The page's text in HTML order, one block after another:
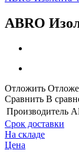
ABRO
Отложить
Сравнить В
Производитель
Срок доставки
На складе
Цена